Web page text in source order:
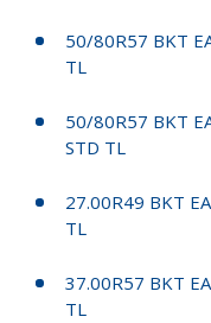
50/80R57 BKT
TL
50/80R57 BKT
STD TL
27.00R49 BKT
TL
37.00R57 BKT
TL